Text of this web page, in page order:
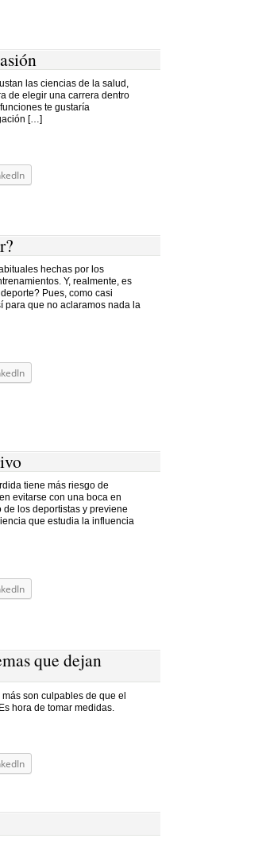
las ciencias de la salud,
de elegir una carrera dentro
te gustaría
[…]
hechas por los
Y, realmente, es
Pues, como casi
para que no aclaramos nada la
tiene más riesgo de
evitarse con una boca en
los deportistas y previene
que estudia la influencia
que dejan
son culpables de que el
hora de tomar medidas.